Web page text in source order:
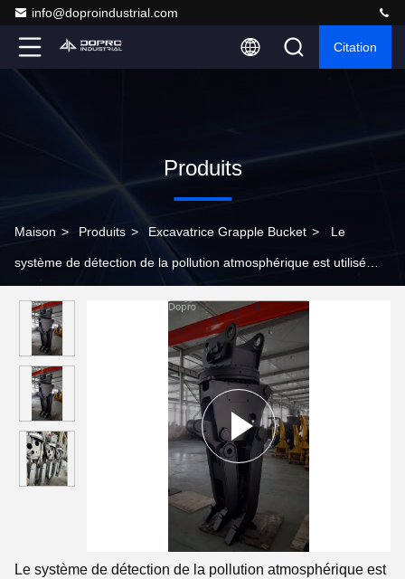
info@doproindustrial.com
Citation
Produits
Maison > Produits > Excavatrice Grapple Bucket > Le
système de détection de la pollution atmosphérique est utilisé
Le système de détection de la pollution atmosphérique est